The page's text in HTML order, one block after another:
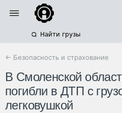
Найти грузы
← Безопасность и страхование
В Смоленской
погибли в ДТП с
легковушкой